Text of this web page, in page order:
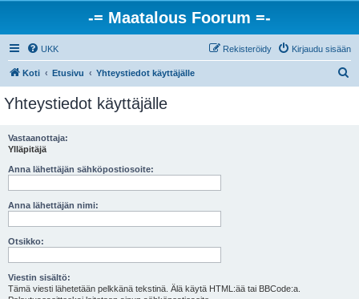
-= Maatalous Foorum =-
UKK Kirjaudu sisään
Rekisteröidy
Koti Etusivu Yhteystiedot käyttäjälle
Yhteystiedot käyttäjälle
Vastaanottaja:
Ylläpitäjä
Anna lähettäjän sähköpostiosoite:
Anna lähettäjän nimi:
Otsikko:
Viestin sisältö:
Tämä viesti lähetetään pelkkänä tekstinä. Älä käytä HTML:ää tai BBCode:a.